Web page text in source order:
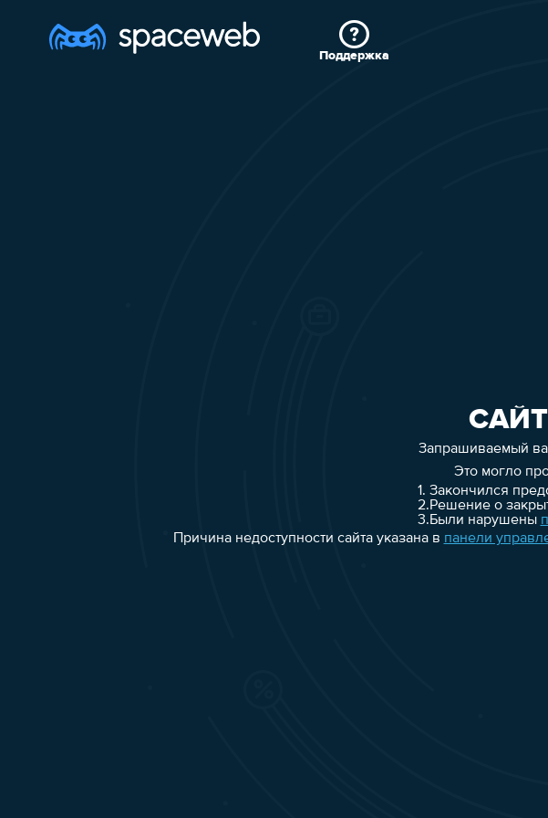
Поддержка
Запрашиваемый
Это могло
1. Закончился
2.Решение о
3.Были нарушены
Причина недоступности сайта указана в панели